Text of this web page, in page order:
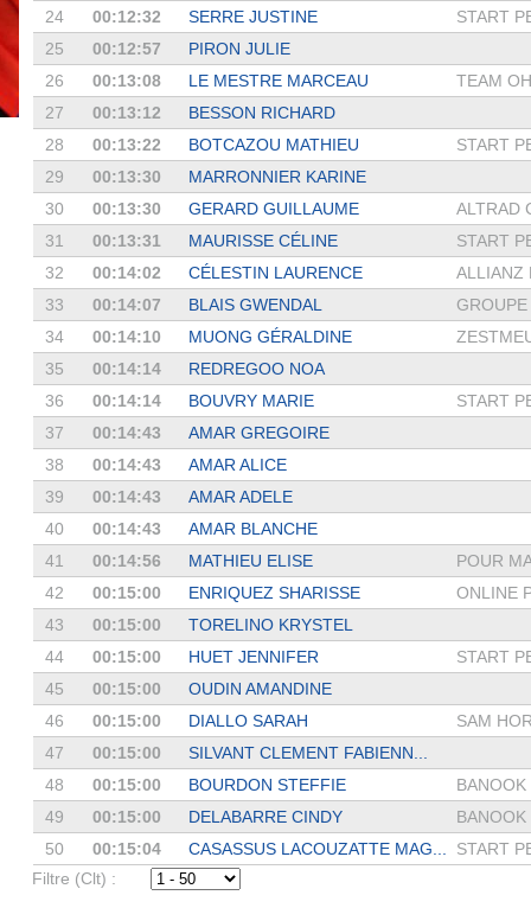
24
00:12:32 SERRE JUSTINE
START
25
00:12:57
PIRON JULIE
26
00:13:08 LE MESTRE MARCEAU
TEAM OH
27
00:13:12
BESSON RICHARD
28
00:13:22 BOTCAZOU MATHIEU
START
29
00:13:30
MARRONNIER KARINE
30
00:13:30 GERARD GUILLAUME
ALTRAD
31
00:13:31 MAURISSE CÉLINE
START
32
00:14:02 CÉLESTIN LAURENCE
ALLIANZ
33
00:14:07 BLAIS GWENDAL
GROUPE
34
00:14:10 MUONG GÉRALDINE
35
00:14:14
REDREGOO NOA
36
00:14:14 BOUVRY MARIE
START
37
00:14:43
AMAR GREGOIRE
38
00:14:43
AMAR ALICE
39
00:14:43
AMAR ADELE
40
00:14:43
AMAR BLANCHE
41
00:14:56 MATHIEU ELISE
POUR
42
00:15:00 ENRIQUEZ SHARISSE
ONLINE
43
00:15:00
TORELINO KRYSTEL
44
00:15:00 HUET JENNIFER
START
45
00:15:00
OUDIN AMANDINE
46
00:15:00 DIALLO SARAH
SAM
47
00:15:00
SILVANT CLEMENT FABIENN...
48
00:15:00 BOURDON STEFFIE
49
00:15:00 DELABARRE CINDY
50
00:15:04 CASASSUS LACOUZATTE MAG...
START
Filtre (Clt) :